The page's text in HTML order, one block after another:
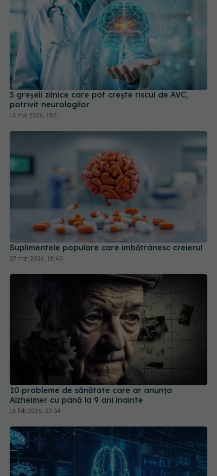
3 greșeli zilnice care pot crește riscul de AVC,
potrivit neurologilor
14 mai 2026, 13:51
Suplimentele populare care îmbătrânesc creierul
27 mar 2026, 18:40
10 probleme de sănătate care ar anunța
Alzheimer cu până la 9 ani înainte
16 feb 2026, 20:34